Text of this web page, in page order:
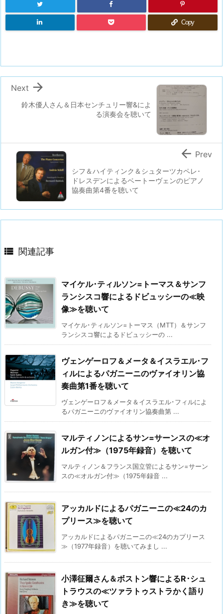
Copy
鈴木優人さん＆日本センチュリー響&によ
る演奏会を聴いて

Next
シフ＆ハイティンク＆シュターツカペレ･
ドレスデンによるベートーヴェンのピアノ
協奏曲第4番を聴いて
 Prev
 関連記事
マイケル･ティルソン=トーマス＆サンフ
ランシスコ響によるドビュッシーの≪映
像≫を聴いて
マイケル･ティルソン=トーマス（MTT）＆サンフ
ランシスコ響によるドビュッシーの ...
ヴェンゲーロフ＆メータ＆イスラエル･フ
ィルによるパガニーニのヴァイオリン協
奏曲第1番を聴いて
ヴェンゲーロフ＆メータ＆イスラエル･フィルによ
るパガニーニのヴァイオリン協奏曲第 ...
マルティノンによるサン=サーンスの≪オ
ルガン付≫（1975年録音）を聴いて
マルティノン＆フランス国立管によるサン=サーン
スの≪オルガン付≫（1975年録音 ...
アッカルドによるパガニーニの≪24のカ
プリース≫を聴いて
アッカルドによるパガニーニの≪24のカプリース
≫（1977年録音）を聴いてみまし ...
小澤征爾さん＆ボストン響によるR･シュ
トラウスの≪ツァラトゥストラかく語り
き≫を聴いて